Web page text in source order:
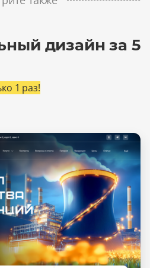
дизайн за 5
1 раз!